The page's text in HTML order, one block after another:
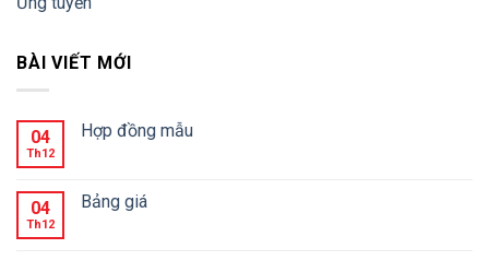
BÀI VIẾT MỚI
04
Th12
Hợp đồng mẫu
04
Th12
Bảng giá